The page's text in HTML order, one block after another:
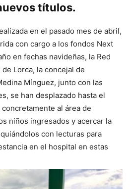
títulos.
en el pasado mes de abril,
con cargo a los fondos Next
en fechas navideñas, la Red
Lorca, la concejal de
Mínguez, junto con las
se han desplazado hasta el
al área de
niños ingresados y acercar la
con lecturas para
en el hospital en estas